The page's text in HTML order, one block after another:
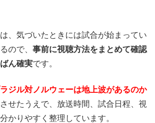
、気づいたときには試合が始まってい
ので、 事前に視聴方法をまとめて確認
ん確実です。
ジル対ノルウェーは地上波があるのか
せたうえで、放送時間、試合日程、視
かりやすく整理しています。